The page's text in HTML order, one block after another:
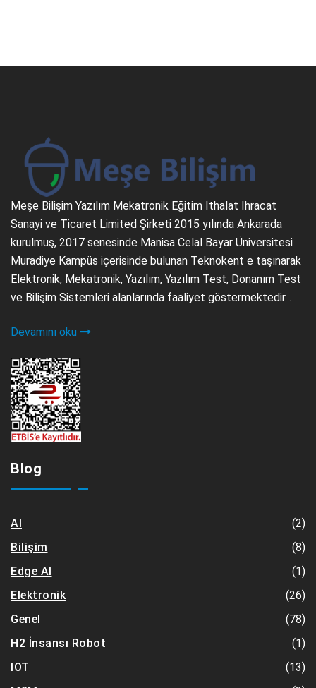
Meşe Bilişim Yazılım Mekatronik Eğitim İthalat İhracat
Sanayi ve Ticaret Limited Şirketi 2015 yılında Ankarada
kurulmuş, 2017 senesinde Manisa Celal Bayar Üniversitesi
Muradiye Kampüs içerisinde bulunan Teknokent e taşınarak
Elektronik, Mekatronik, Yazılım, Yazılım Test, Donanım Test
ve Bilişim Sistemleri alanlarında faaliyet göstermektedir...
Devamını oku
Blog
AI
(2)
Bilişim
(8)
Edge AI
(1)
Elektronik
(26)
Genel
(78)
H2 İnsansı Robot
(1)
IOT
(13)